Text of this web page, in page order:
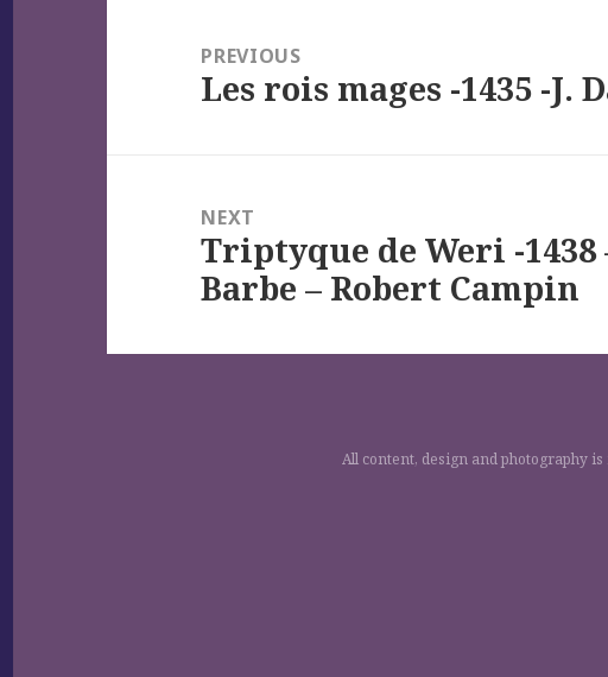
l’article
PREVIOUS
Previous
Les rois mages -1435 -J.
NEXT
Next
post:
Triptyque de Weri -1438
Barbe – Robert Campin
All content, design and photography